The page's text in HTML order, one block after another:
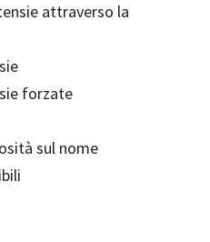
attraverso la
forzate
sul nome